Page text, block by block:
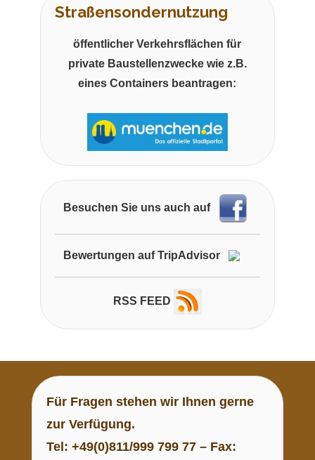
Straßensondernutzung
öffentlicher Verkehrsflächen für
private Baustellenzwecke wie z.B.
eines Containers beantragen:
Besuchen Sie uns auch auf
Bewertungen auf TripAdvisor
RSS FEED
Für Fragen stehen wir Ihnen gerne
zur Verfügung.
Tel: +49(0)811/999 799 77 – Fax: